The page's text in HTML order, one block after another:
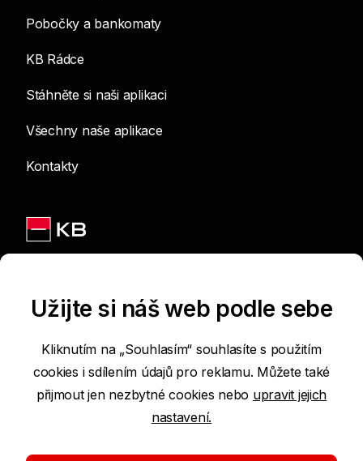
Pobočky a bankomaty
KB Rádce
Stáhněte si naši aplikaci
Všechny naše aplikace
Kontakty
Podmínky používání internetových stránek
Prohlášení o přístupnosti
Užijte si náš web podle sebe
Kliknutím na „Souhlasím“ souhlasíte s použitím
cookies i sdílením údajů pro reklamu. Můžete také
přijmout jen nezbytné cookies nebo upravit jejich
nastavení.